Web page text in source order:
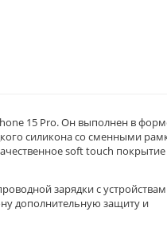
15 Pro. Он выполнен в
силикона со сменными
soft touch покрытие
зарядки с
дополнительную защиту и